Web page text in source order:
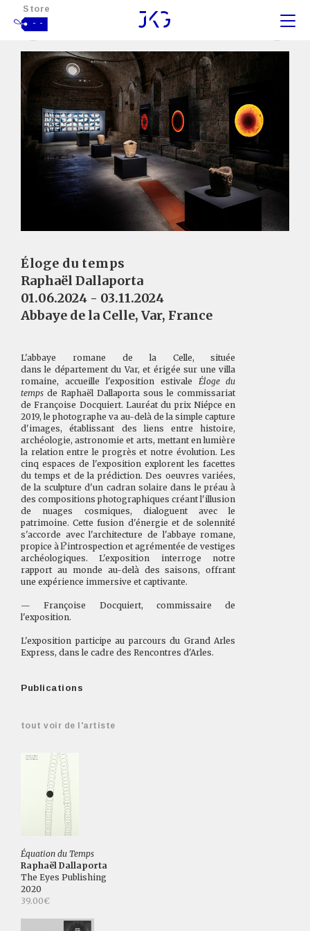
Store
- -
Éloge du temps
Raphaël Dallaporta
01.06.2024 - 03.11.2024
Abbaye de la Celle, Var, France
L'abbaye romane de la Celle, située
dans le département du Var, et érigée sur une villa
romaine, accueille l'exposition estivale Éloge du
temps de Raphaël Dallaporta sous le commissariat
de Françoise Docquiert. Lauréat du prix Niépce en
2019, le photographe va au-delà de la simple capture
d'images, établissant des liens entre histoire,
archéologie, astronomie et arts, mettant en lumière
la relation entre le progrès et notre évolution. Les
cinq espaces de l'exposition explorent les facettes
du temps et de la prédiction. Des oeuvres variées,
de la sculpture d'un cadran solaire dans le préau à
des compositions photographiques créant l'illusion
de nuages cosmiques, dialoguent avec le
patrimoine. Cette fusion d'énergie et de solennité
s'accorde avec l'architecture de l'abbaye romane,
propice à l?introspection et agrémentée de vestiges
archéologiques. L'exposition interroge notre
rapport au monde au-delà des saisons, offrant
une expérience immersive et captivante.
— Françoise Docquiert, commissaire de
l'exposition.
L'exposition participe au parcours du Grand Arles
Express, dans le cadre des Rencontres d'Arles.
Publications
tout voir de l'artiste
Équation du Temps
Raphaël Dallaporta
The Eyes Publishing
2020
39.00€